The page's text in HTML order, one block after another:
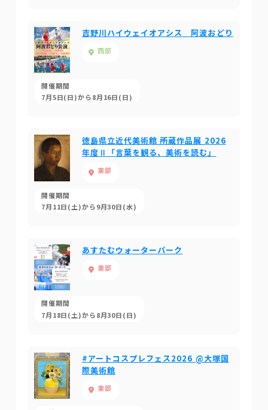
吉野川ハイウェイオアシス 阿波おどり
西部
開催期間
7月5日(日)から8月16日(日)
徳島県立近代美術館 所蔵作品展 2026
年度Ⅱ「言葉を観る、美術を読む」
東部
開催期間
7月11日(土)から9月30日(水)
あすたむウォーターパーク
東部
開催期間
7月18日(土)から8月30日(日)
#アートコスプレフェス2026 @大塚国
際美術館
東部